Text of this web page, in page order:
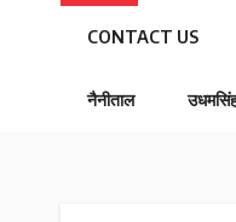
CONTACT US
नैनीताल